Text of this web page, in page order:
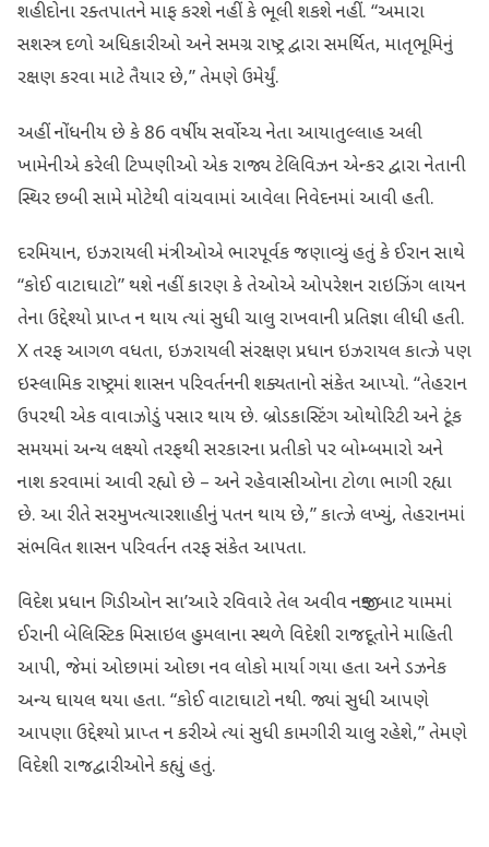
શહીદોના રક્તપાતને માફ કરશે નહીં કે ભૂલી શકશે નહીં. “અમારા
સશસ્ત્ર દળો અધિકારીઓ અને સમગ્ર રાષ્ટ્ર દ્વારા સમર્થિત, માતૃભૂમિનું
રક્ષણ કરવા માટે તૈયાર છે,” તેમણે ઉમેર્યું.
અહીં નોંધનીય છે કે 86 વર્ષીય સર્વોચ્ચ નેતા આયાતુલ્લાહ અલી
ખામેનીએ કરેલી ટિપ્પણીઓ એક રાજ્ય ટેલિવિઝન એન્કર દ્વારા નેતાની
સ્થિર છબી સામે મોટેથી વાંચવામાં આવેલા નિવેદનમાં આવી હતી.
દરમિયાન, ઇઝરાયલી મંત્રીઓએ ભારપૂર્વક જણાવ્યું હતું કે ઈરાન સાથે
“કોઈ વાટાઘાટો” થશે નહીં કારણ કે તેઓએ ઓપરેશન રાઇઝિંગ લાયન
તેના ઉદ્દેશ્યો પ્રાપ્ત ન થાય ત્યાં સુધી ચાલુ રાખવાની પ્રતિજ્ઞા લીધી હતી.
X તરફ આગળ વધતા, ઇઝરાયલી સંરક્ષણ પ્રધાન ઇઝરાયલ કાત્ઝે પણ
ઇસ્લામિક રાષ્ટ્રમાં શાસન પરિવર્તનની શક્યતાનો સંકેત આપ્યો. “તેહરાન
ઉપરથી એક વાવાઝોડું પસાર થાય છે. બ્રોડકાસ્ટિંગ ઓથોરિટી અને ટૂંક
સમયમાં અન્ય લક્ષ્યો તરફથી સરકારના પ્રતીકો પર બોમ્બમારો અને
નાશ કરવામાં આવી રહ્યો છે – અને રહેવાસીઓના ટોળા ભાગી રહ્યા
છે. આ રીતે સરમુખત્યારશાહીનું પતન થાય છે,” કાત્ઝે લખ્યું, તેહરાનમાં
સંભવિત શાસન પરિવર્તન તરફ સંકેત આપતા.
વિદેશ પ્રધાન ગિડીઓન સા’આરે રવિવારે તેલ અવીવ નજીક બાટ યામમાં
ઈરાની બેલિસ્ટિક મિસાઇલ હુમલાના સ્થળે વિદેશી રાજદૂતોને માહિતી
આપી, જેમાં ઓછામાં ઓછા નવ લોકો માર્યા ગયા હતા અને ડઝનેક
અન્ય ઘાયલ થયા હતા. “કોઈ વાટાઘાટો નથી. જ્યાં સુધી આપણે
આપણા ઉદ્દેશ્યો પ્રાપ્ત ન કરીએ ત્યાં સુધી કામગીરી ચાલુ રહેશે,” તેમણે
વિદેશી રાજદ્વારીઓને કહ્યું હતું.